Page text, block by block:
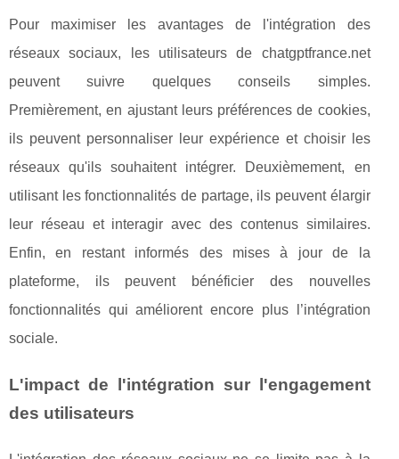
Pour maximiser les avantages de l'intégration des
réseaux sociaux, les utilisateurs de chatgptfrance.net
peuvent suivre quelques conseils simples.
Premièrement, en ajustant leurs préférences de cookies,
ils peuvent personnaliser leur expérience et choisir les
réseaux qu'ils souhaitent intégrer. Deuxièmement, en
utilisant les fonctionnalités de partage, ils peuvent élargir
leur réseau et interagir avec des contenus similaires.
Enfin, en restant informés des mises à jour de la
plateforme, ils peuvent bénéficier des nouvelles
fonctionnalités qui améliorent encore plus l’intégration
sociale.
L'impact de l'intégration sur l'engagement
des utilisateurs